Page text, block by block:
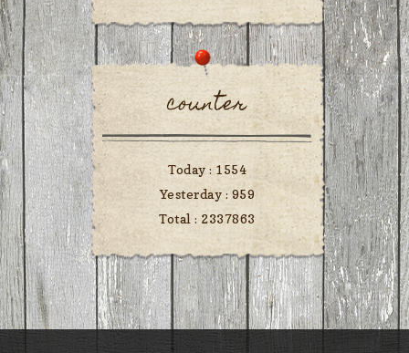
counter
Today : 1554
Yesterday : 959
Total : 2337863